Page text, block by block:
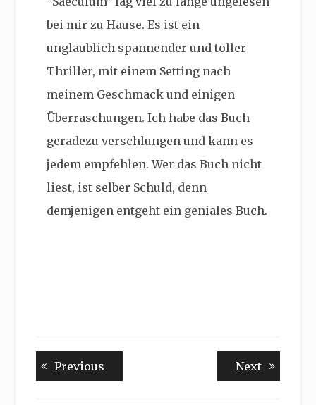
bei mir zu Hause. Es ist ein
unglaublich spannender und toller
Thriller, mit einem Setting nach
meinem Geschmack und einigen
Überraschungen. Ich habe das Buch
geradezu verschlungen und kann es
jedem empfehlen. Wer das Buch nicht
liest, ist selber Schuld, denn
demjenigen entgeht ein geniales Buch.
Beitragsnavigation
Previous NextNext